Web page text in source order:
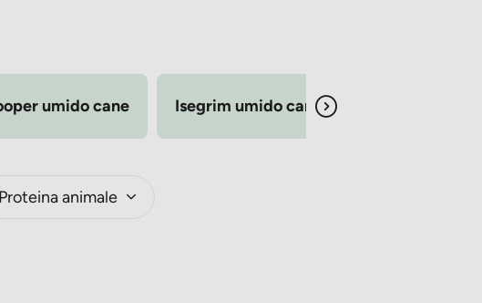
umido cane Isegrim umido cane
Proteina animale